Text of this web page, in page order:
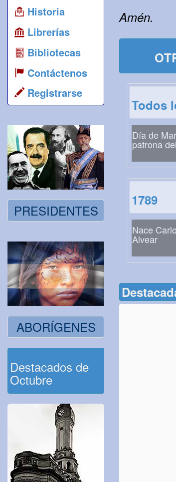
Historia
Librerías
Bibliotecas
Contáctenos
Registrarse
PRESIDENTES
ABORÍGENES
Destacados de
Octubre
Amén.
Todos
Día de
patrona
1789
Nace
Alvear